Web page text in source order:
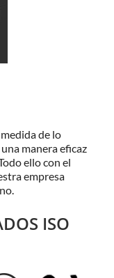
de lo
manera eficaz
ello con el
empresa
ISO